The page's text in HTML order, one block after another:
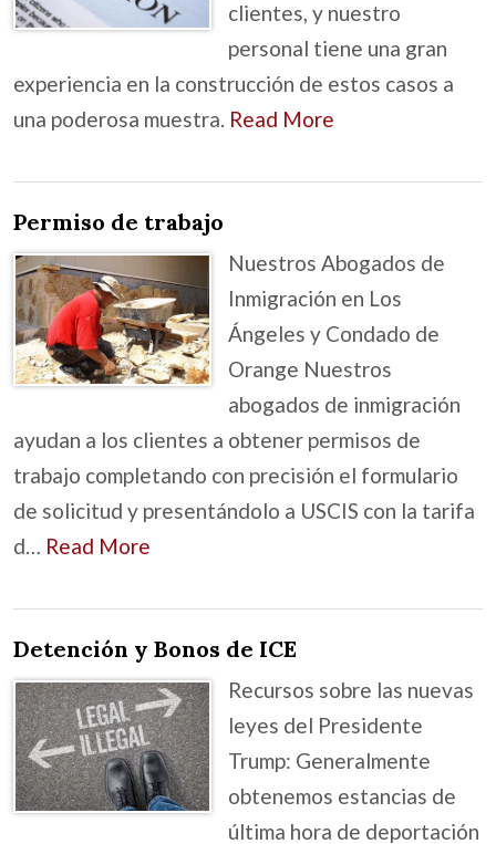
clientes, y nuestro
personal tiene una gran
experiencia en la construcción de estos casos a
una poderosa muestra. Read More
Permiso de trabajo
Nuestros Abogados de
Inmigración en Los
Ángeles y Condado de
Orange Nuestros
abogados de inmigración
ayudan a los clientes a obtener permisos de
trabajo completando con precisión el formulario
de solicitud y presentándolo a USCIS con la tarifa
d… Read More
Detención y Bonos de ICE
Recursos sobre las nuevas
leyes del Presidente
Trump: Generalmente
obtenemos estancias de
última hora de deportación